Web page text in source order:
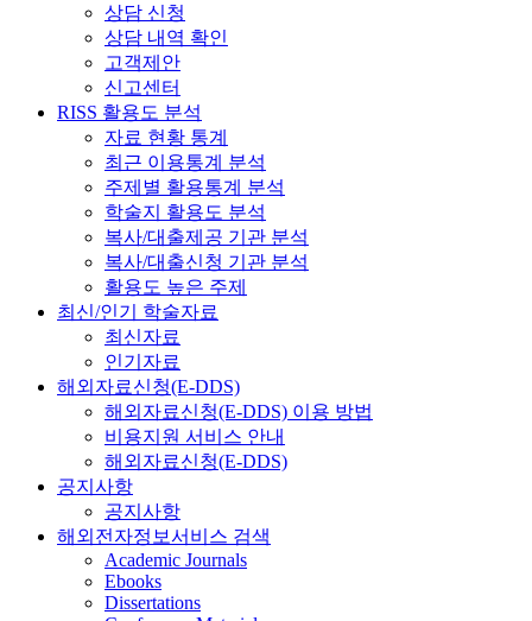
상담 신청
상담 내역 확인
고객제안
신고센터
RISS 활용도 분석
자료 현황 통계
최근 이용통계 분석
주제별 활용통계 분석
학술지 활용도 분석
복사/대출제공 기관 분석
복사/대출신청 기관 분석
활용도 높은 주제
최신/인기 학술자료
최신자료
인기자료
해외자료신청(E-DDS)
해외자료신청(E-DDS) 이용 방법
비용지원 서비스 안내
해외자료신청(E-DDS)
공지사항
공지사항
해외전자정보서비스 검색
Academic Journals
Ebooks
Dissertations